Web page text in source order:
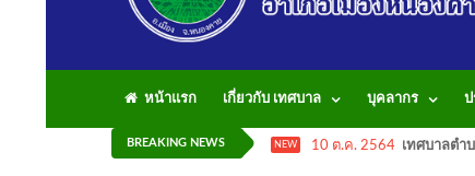
หน้าแรก เกี่ยวกับ เทศบาล บุคลากร ป
BREAKING NEWS NEW 10 ต.ค. 2564 เทศบาลตำ